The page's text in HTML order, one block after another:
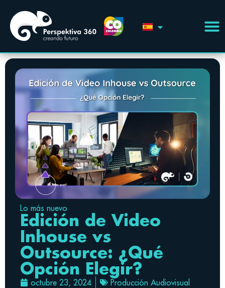
Lo más nuevo
Edición de Video
Inhouse vs
Outsource: ¿Qué
Opción Elegir?
octubre 23, 2024
Producción Audiovisual